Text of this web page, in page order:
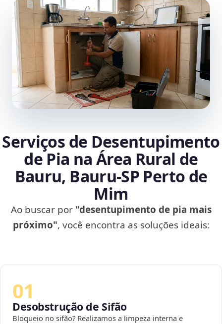
Serviços de Desentupimento
de Pia na Área Rural de
Bauru, Bauru‑SP Perto de
Mim
Ao buscar por "desentupimento de pia mais
próximo", você encontra as soluções ideais:
01
Desobstrução de Sifão
Bloqueio no sifão? Realizamos a limpeza interna e